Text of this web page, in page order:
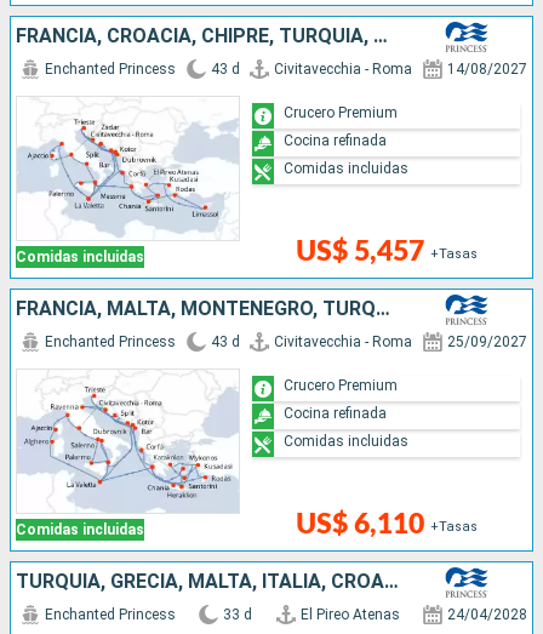
FRANCIA, CROACIA, CHIPRE, TURQUÍA, GRECIA, MALTA, MONTENEGRO, ITALIA
Comidas incluidas
Enchanted Princess 43 d Civitavecchia - Roma 14/08/2027
US$ 5,457 +Tasas
Crucero Premium
Cocina refinada
Comidas incluidas
FRANCIA, MALTA, MONTENEGRO, TURQUÍA, GRECIA, CROACIA, ITALIA
Comidas incluidas
Enchanted Princess 43 d Civitavecchia - Roma 25/09/2027
US$ 6,110 +Tasas
Crucero Premium
Cocina refinada
Comidas incluidas
TURQUÍA, GRECIA, MALTA, ITALIA, CROACIA, MONTENEGRO
Enchanted Princess 33 d El Pireo Atenas 24/04/2028